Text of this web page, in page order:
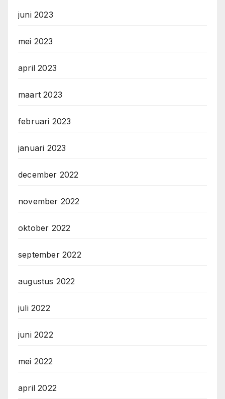
juni 2023
mei 2023
april 2023
maart 2023
februari 2023
januari 2023
december 2022
november 2022
oktober 2022
september 2022
augustus 2022
juli 2022
juni 2022
mei 2022
april 2022